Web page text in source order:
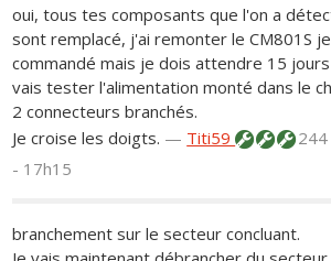
oui, tous tes composants que l'on a
sont remplacé, j'ai remonter le CM801S
commandé mais je dois attendre 15
vais tester l'alimentation monté dans le
2 connecteurs branchés.
Je croise les doigts. — Titi59
- 17h15
branchement sur le secteur concluant.